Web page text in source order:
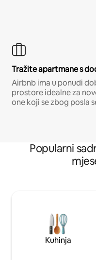
Tražite apartmane s
Airbnb ima u ponudi
prostore idealne za
one koji se zbog posla
Popularni
Kuhinja